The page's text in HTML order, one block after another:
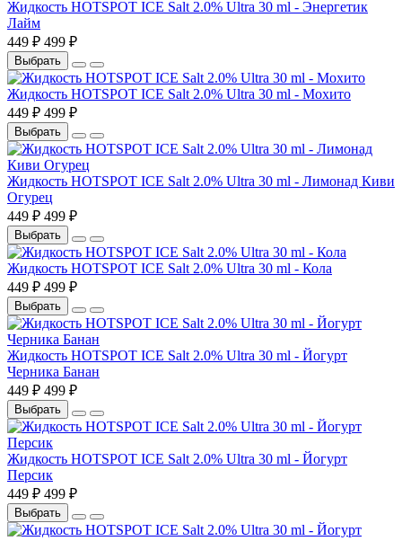
Жидкость HOTSPOT ICE Salt 2.0% Ultra 30 ml - Энергетик
Лайм
449 ₽ 499 ₽
Выбрать
Жидкость HOTSPOT ICE Salt 2.0% Ultra 30 ml - Мохито
449 ₽ 499 ₽
Выбрать
Жидкость HOTSPOT ICE Salt 2.0% Ultra 30 ml - Лимонад Киви
Огурец
449 ₽ 499 ₽
Выбрать
Жидкость HOTSPOT ICE Salt 2.0% Ultra 30 ml - Кола
449 ₽ 499 ₽
Выбрать
Жидкость HOTSPOT ICE Salt 2.0% Ultra 30 ml - Йогурт
Черника Банан
449 ₽ 499 ₽
Выбрать
Жидкость HOTSPOT ICE Salt 2.0% Ultra 30 ml - Йогурт
Персик
449 ₽ 499 ₽
Выбрать